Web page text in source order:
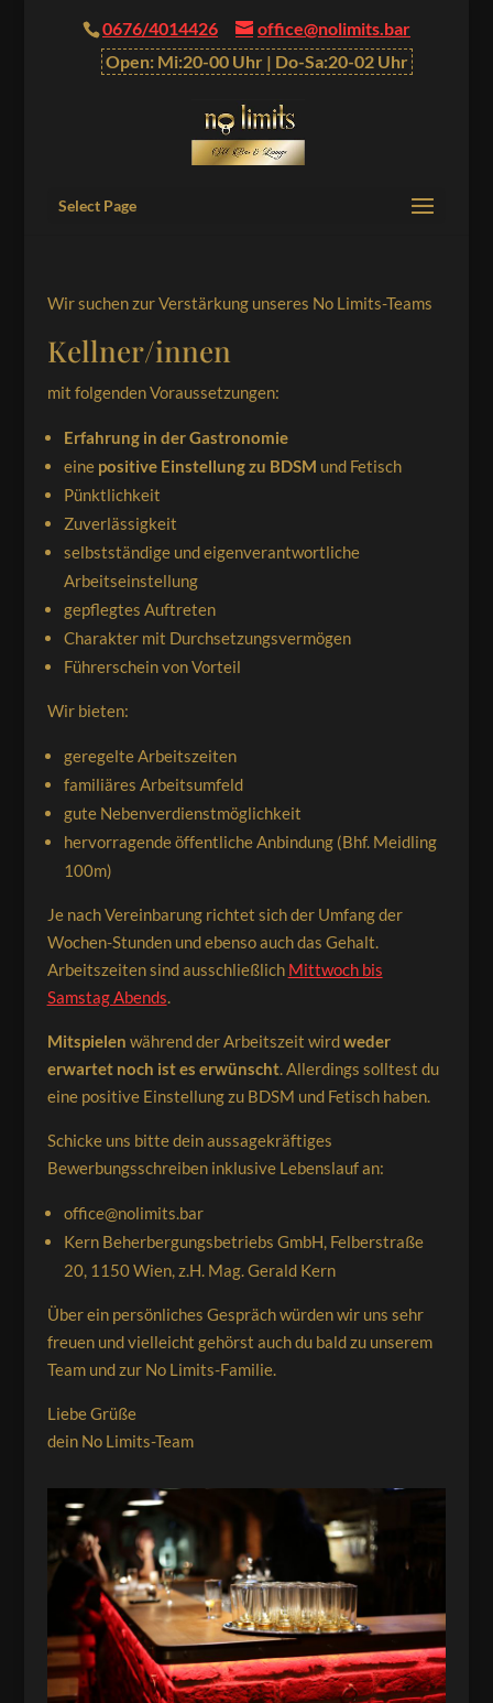
0676/4014426
office@nolimits.bar
Open: Mi:20-00 Uhr | Do-Sa:20-02 Uhr
Select Page
Wir suchen zur Verstärkung unseres No Limits-Teams
Kellner/innen
mit folgenden Voraussetzungen:
Erfahrung in der Gastronomie
eine positive Einstellung zu BDSM und Fetisch
Pünktlichkeit
Zuverlässigkeit
selbstständige und eigenverantwortliche
Arbeitseinstellung
gepflegtes Auftreten
Charakter mit Durchsetzungsvermögen
Führerschein von Vorteil
Wir bieten:
geregelte Arbeitszeiten
familiäres Arbeitsumfeld
gute Nebenverdienstmöglichkeit
hervorragende öffentliche Anbindung (Bhf. Meidling
100m)
Je nach Vereinbarung richtet sich der Umfang der
Wochen-Stunden und ebenso auch das Gehalt.
Arbeitszeiten sind ausschließlich Mittwoch bis
Samstag Abends.
Mitspielen während der Arbeitszeit wirdweder
erwartet noch ist es erwünscht. Allerdings solltest du
eine positive Einstellung zu BDSM und Fetisch haben.
Schicke uns bitte dein aussagekräftiges
Bewerbungsschreiben inklusive Lebenslauf an:
office@nolimits.bar
Kern Beherbergungsbetriebs GmbH, Felberstraße
20, 1150 Wien, z.H. Mag. Gerald Kern
Über ein persönliches Gespräch würden wir uns sehr
freuen und vielleicht gehörst auch du bald zu unserem
Team und zur No Limits-Familie.
Liebe Grüße
dein No Limits-Team